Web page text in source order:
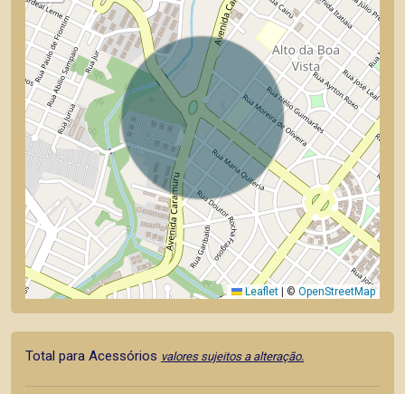
Leaflet © OpenStreetMap
Total para Acessórios valores sujeitos a alteração.